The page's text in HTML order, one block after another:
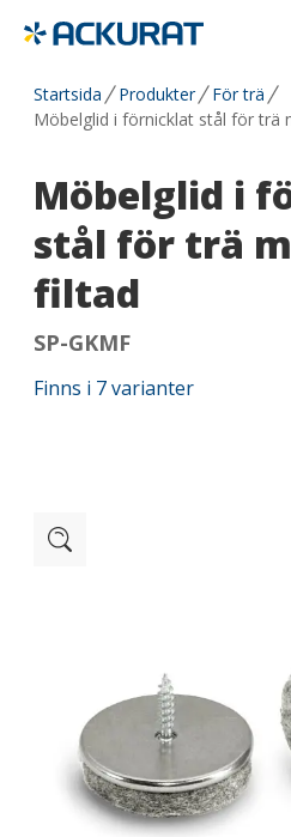
Startsida Produkter
För trä
Möbelglid i förnicklat stål för trä
Möbelglid i
stål för trä
filtad
SP-GKMF
Finns i 7varianter